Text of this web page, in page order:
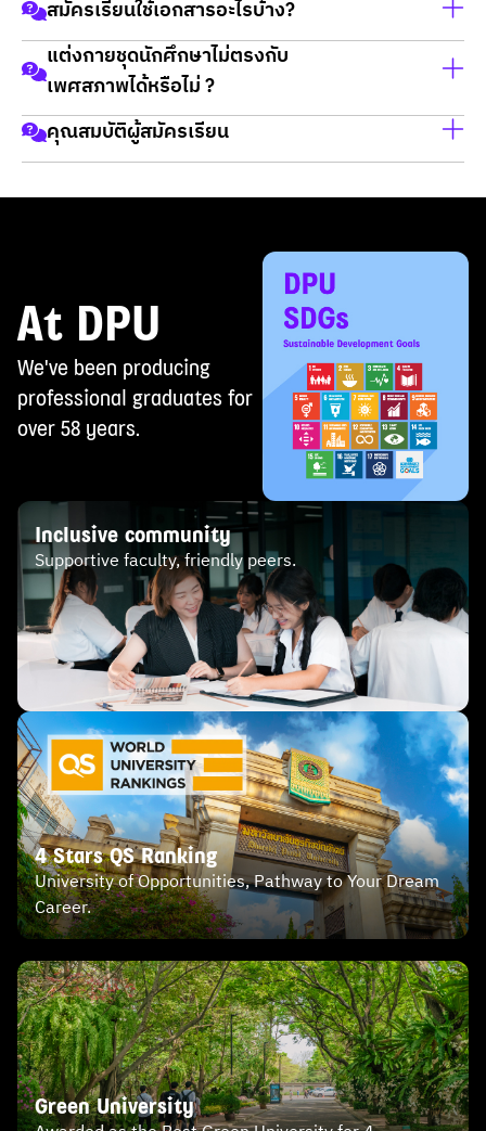
สมัครเรียนใช้เอกสารอะไรบ้าง?
สำเนาบัตรประชาชน
สำเนาทะเบียนบ้าน
วุฒิการศึกษา
แต่งกายชุดนักศึกษาไม่ตรงกับ
เพศสภาพได้หรือไม่ ?
แต่งกายตามเพศสภาพได้
คุณสมบัติผู้สมัครเรียน
เป็นผู้จบการศึกษาในวุฒิ ม.6 / กศน / ปวช / ปวส และ ปริญญา
At DPU
We've been producing
professional graduates for
over 58 years.
Inclusive community
Supportive faculty, friendly peers.
4 Stars QS Ranking
University of Opportunities, Pathway to Your Dream
Career.
Green University